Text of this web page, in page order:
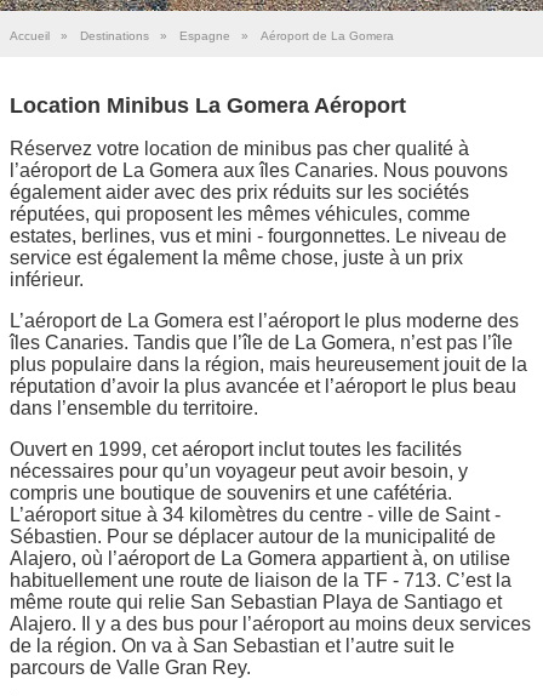
Accueil » Destinations » Espagne » Aéroport de La Gomera
Location Minibus La Gomera Aéroport
Réservez votre location de minibus pas cher qualité à
l’aéroport de La Gomera aux îles Canaries. Nous pouvons
également aider avec des prix réduits sur les sociétés
réputées, qui proposent les mêmes véhicules, comme
estates, berlines, vus et mini - fourgonnettes. Le niveau de
service est également la même chose, juste à un prix
inférieur.
L’aéroport de La Gomera est l’aéroport le plus moderne des
îles Canaries. Tandis que l’île de La Gomera, n’est pas l’île
plus populaire dans la région, mais heureusement jouit de la
réputation d’avoir la plus avancée et l’aéroport le plus beau
dans l’ensemble du territoire.
Ouvert en 1999, cet aéroport inclut toutes les facilités
nécessaires pour qu’un voyageur peut avoir besoin, y
compris une boutique de souvenirs et une cafétéria.
L’aéroport situe à 34 kilomètres du centre - ville de Saint -
Sébastien. Pour se déplacer autour de la municipalité de
Alajero, où l’aéroport de La Gomera appartient à, on utilise
habituellement une route de liaison de la TF - 713. C’est la
même route qui relie San Sebastian Playa de Santiago et
Alajero. Il y a des bus pour l’aéroport au moins deux services
de la région. On va à San Sebastian et l’autre suit le
parcours de Valle Gran Rey.